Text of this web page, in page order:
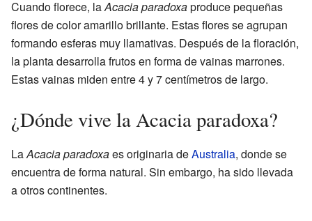
Cuando florece, laAcacia paradoxaproduce pequeñas
flores de color amarillo brillante. Estas flores se agrupan
formando esferas muy llamativas. Después de la floración,
la planta desarrolla frutos en forma de vainas marrones.
Estas vainas miden entre 4 y 7 centímetros de largo.
¿Dónde vive la Acacia paradoxa?
LaAcacia paradoxaes originaria deAustralia, donde se
encuentra de forma natural. Sin embargo, ha sido llevada
a otros continentes.